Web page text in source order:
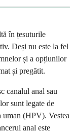
în țesuturile
Deși nu este la fel
și a opțiunilor
și pregătit.
canalul anal sau
sunt legate de
(HPV). Vestea
anal este